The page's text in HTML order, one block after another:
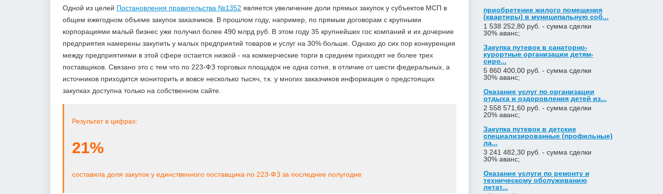
Одной из целей Постановления правительства №1352 является увеличение доли прямых закупок у субъектов МСП в
общем ежегодном объеме закупок заказчиков. В прошлом году, например, по прямым договорам с крупными
корпорациями малый бизнес уже получил более 490 млрд руб. В этом году 35 крупнейших гос компаний и их дочерние
предприятия намерены закупить у малых предприятий товаров и услуг на 30% больше. Однако до сих пор конкуренция
между предприятиями в этой сфере остается низкой - на коммерческие торги в среднем приходят не более трех
поставщиков. Связано это с тем что по 223-ФЗ торговых площадок не одна сотня, в отличие от шести федеральных, а
источников приходится мониторить и вовсе несколько тысяч, т.к. у многих заказчиков информация о предстоящих
закупках доступна только на собственном сайте.
Результат в цифрах:
21%
составила доля закупок у единственного поставщика по 223-ФЗ за последнее полугодие
приобретение жилого помещения
(квартиры) в муниципальную соб...
1 538 252,80 руб. - сумма сделки
30% аванс;
Закупка путевок в санаторно-
курортные организации детям-
сиро...
5 860 400,00 руб. - сумма сделки
30% аванс;
Оказание услуг по организации
отдыха и оздоровления детей из...
2 558 571,60 руб. - сумма сделки
20% аванс;
Закупка путевок в детские
специализированные (профильные)
ла...
3 241 482,30 руб. - сумма сделки
30% аванс;
Оказание услуги по ремонту и
техническому обслуживанию
летат...